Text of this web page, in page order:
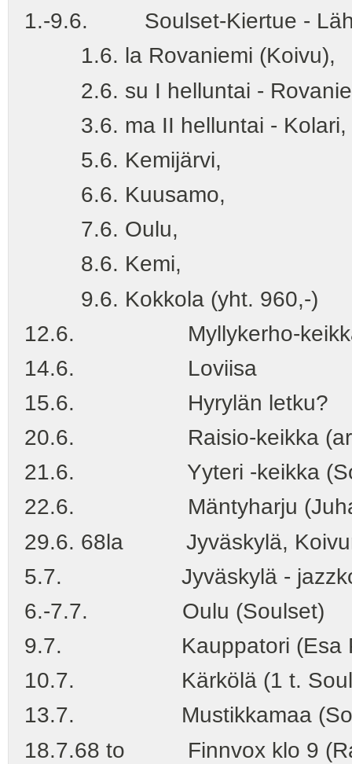
1.-9.6. Soulset-Kiertue -
1.6. la Rovaniemi (Koivu),
2.6. su I helluntai -
3.6. ma II helluntai - Kolari,
5.6. Kemijärvi,
6.6. Kuusamo,
7.6. Oulu,
8.6. Kemi,
9.6. Kokkola (yht. 960,-)
12.6. Myllykerho-
14.6. Loviisa
15.6. Hyrylän letku?
20.6. Raisio-keikka
21.6. Yyteri -keikka
22.6. Mäntyharju
29.6. 68la Jyväskylä,
5.7. Jyväskylä -
6.-7.7. Oulu (Soulset)
9.7. Kauppatori (Esa
10.7. Kärkölä (1 t. Soul-
13.7. Mustikkamaa
18.7.68 to Finnvox klo 9